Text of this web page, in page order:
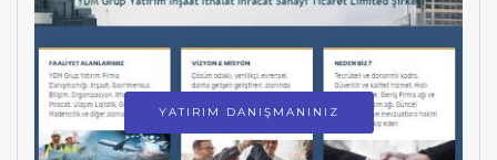
YATIRIM DANIŞMANINIZ